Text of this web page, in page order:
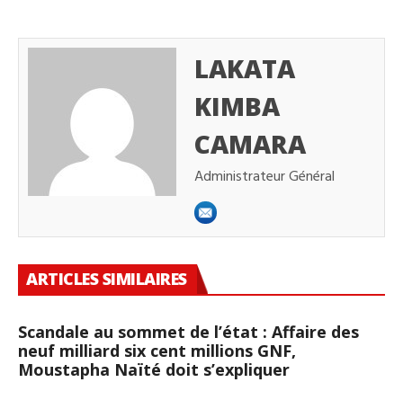
LAKATA
KIMBA
CAMARA
Administrateur Général
ARTICLES SIMILAIRES
Scandale au sommet de l’état : Affaire des
neuf milliard six cent millions GNF,
Moustapha Naïté doit s’expliquer